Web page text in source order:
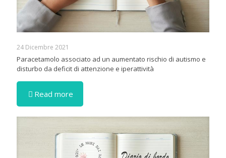
24 Dicembre 2021
Paracetamolo associato ad un aumentato rischio di autismo e
disturbo da deficit di attenzione e iperattività
Read more